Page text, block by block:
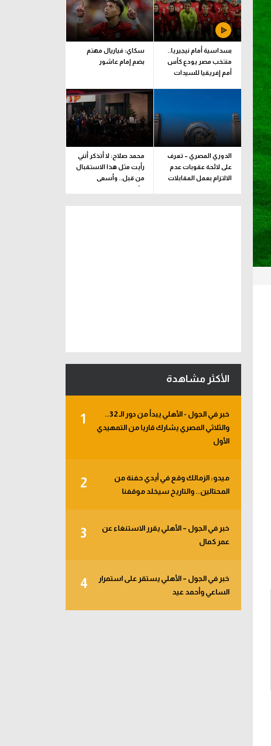
بسداسية أمام نيجيريا..
منتخب مصر يودع كأس
أمم إفريقيا للسيدات
سكاي: فياريال مهتم
بضم إمام عاشور
الدوري المصري – تعرف
على لائحة عقوبات عدم
الالتزام بعمل المقابلات
محمد صلاح: لا أتذكر أنني
رأيت مثل هذا الاستقبال
من قبل.. وأسعى
للألقاب مع الفريق
الأكثر مشاهدة
1
خبر في الجول - الأهلي يبدأ من دور الـ 32..
والثلاثي المصري يشارك قاريا من التمهيدي
الأول
2
ميدو: الزمالك وقع في أيدي حفنة من
المحتالين.. والتاريخ سيخلد موقفنا
3
خبر في الجول – الأهلي يقرر الاستنغاء عن
عمر كمال
4
خبر في الجول – الأهلي يستقر على استمرار
الساعي وأحمد عيد